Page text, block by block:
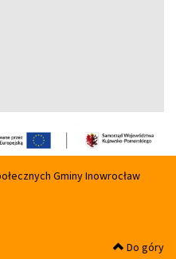
Gminy Inowrocław
Do góry